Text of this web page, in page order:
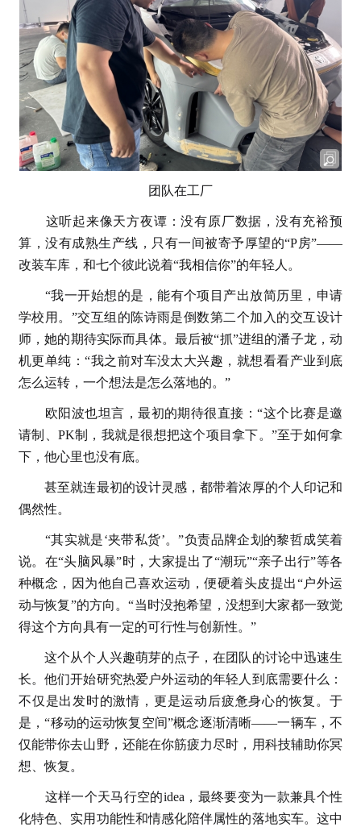
团队在工厂
这听起来像天方夜谭：没有原厂数据，没有充裕预
算，没有成熟生产线，只有一间被寄予厚望的“P房”——
改装车库，和七个彼此说着“我相信你”的年轻人。
“我一开始想的是，能有个项目产出放简历里，申请
学校用。”交互组的陈诗雨是倒数第二个加入的交互设计
师，她的期待实际而具体。最后被“抓”进组的潘子龙，动
机更单纯：“我之前对车没太大兴趣，就想看看产业到底
怎么运转，一个想法是怎么落地的。”
欧阳波也坦言，最初的期待很直接：“这个比赛是邀
请制、PK制，我就是很想把这个项目拿下。”至于如何拿
下，他心里也没有底。
甚至就连最初的设计灵感，都带着浓厚的个人印记和
偶然性。
“其实就是‘夹带私货’。”负责品牌企划的黎哲成笑着
说。在“头脑风暴”时，大家提出了“潮玩”“亲子出行”等各
种概念，因为他自己喜欢运动，便硬着头皮提出“户外运
动与恢复”的方向。“当时没抱希望，没想到大家都一致觉
得这个方向具有一定的可行性与创新性。”
这个从个人兴趣萌芽的点子，在团队的讨论中迅速生
长。他们开始研究热爱户外运动的年轻人到底需要什么：
不仅是出发时的激情，更是运动后疲惫身心的恢复。于
是，“移动的运动恢复空间”概念逐渐清晰——一辆车，不
仅能带你去山野，还能在你筋疲力尽时，用科技辅助你冥
想、恢复。
这样一个天马行空的idea，最终要变为一款兼具个性
化特色、实用功能性和情感化陪伴属性的落地实车。这中